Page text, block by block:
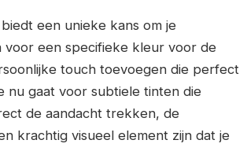
een unieke kans om je
voor een specifieke kleur voor de
touch toevoegen die perfect
nu gaat voor subtiele tinten die
de aandacht trekken, de
krachtig visueel element zijn dat je